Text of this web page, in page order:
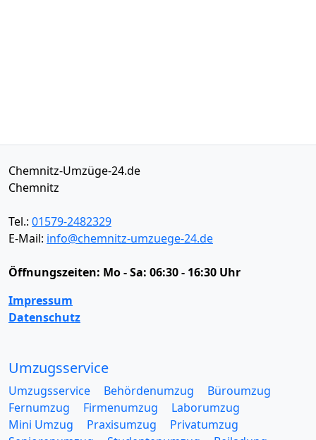
Chemnitz-Umzüge-24.de
Chemnitz
Tel.: 01579-2482329
E-Mail: info@chemnitz-umzuege-24.de
Öffnungszeiten: Mo - Sa: 06:30 - 16:30 Uhr
Impressum
Datenschutz
Umzugsservice
Umzugsservice Behördenumzug
Büroumzug
Fernumzug
Firmenumzug
Laborumzug
Mini Umzug
Praxisumzug
Privatumzug